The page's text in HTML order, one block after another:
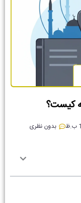
کیست؟
بدون نظری